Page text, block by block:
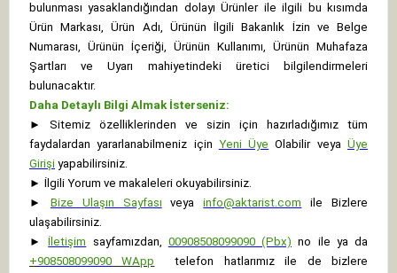
bulunması yasaklandığından dolayı Ürünler ile ilgili bu kısımda
Ürün Markası, Ürün Adı, Ürünün İlgili Bakanlık İzin ve Belge
Numarası, Ürünün İçeriği, Ürünün Kullanımı, Ürünün Muhafaza
Şartları ve Uyarı mahiyetindeki üretici bilgilendirmeleri
bulunacaktır.
Daha Detaylı Bilgi Almak İsterseniz:
►
Sitemiz özelliklerinden ve sizin için hazırladığımız tüm
faydalardan yararlanabilmeniz için Yeni Üye Olabilir veyaÜye
Girişi yapabilirsiniz.
► İlgili Yorum ve makaleleri okuyabilirsiniz.
►
Bize Ulaşın Sayfası veya info@aktarist.com
ile Bizlere
ulaşabilirsiniz.
►
İletişim sayfamızdan, 00908508099090 (Pbx) no ile ya da
+908508099090 WApp
telefon hatlarımız ile de bizlere